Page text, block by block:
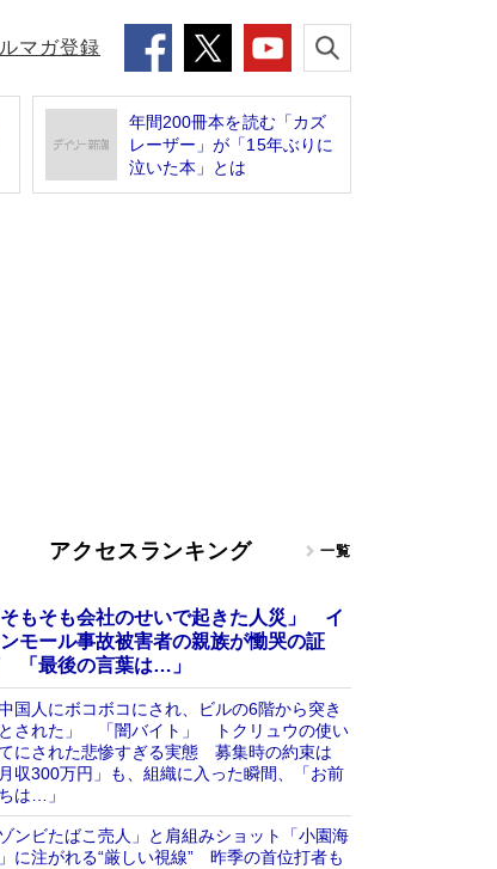
マガ登録
年間200冊本を読む「カズ
レーザー」が「15年ぶりに
泣いた本」とは
アクセスランキング 一覧
そもそも会社のせいで起きた人災」 イ
モール事故被害者の親族が慟哭の証
「最後の言葉は…」
中国人にボコボコにされ、ビルの6階から突き
された」 「闇バイト」 トクリュウの使い
にされた悲惨すぎる実態 募集時の約束は
月収300万円」も、組織に入った瞬間、「お前
は…」
ゾンビたばこ売人」と肩組みショット「小園海
に注がれる“厳しい視線” 昨季の首位打者も